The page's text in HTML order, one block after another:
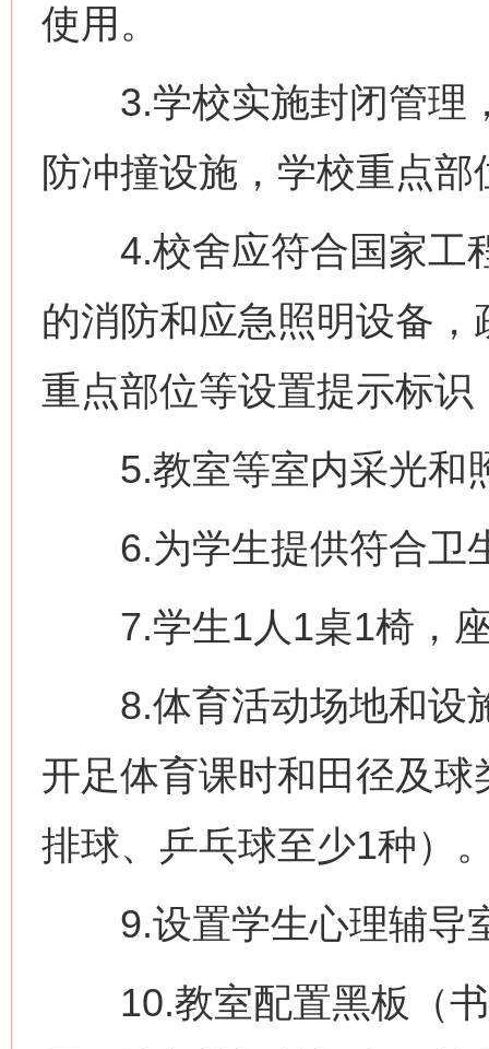
使用。
3.学校实施封闭管理
防冲撞设施，学校重点
4.校舍应符合国家工
的消防和应急照明设备
重点部位等设置提示标
5.教室等室内采光和
6.为学生提供符合卫
7.学生1人1桌1椅，座
8.体育活动场地和设
开足体育课时和田径及
排球、乒乓球至少1种）
9.设置学生心理辅导
10.教室配置黑板（书